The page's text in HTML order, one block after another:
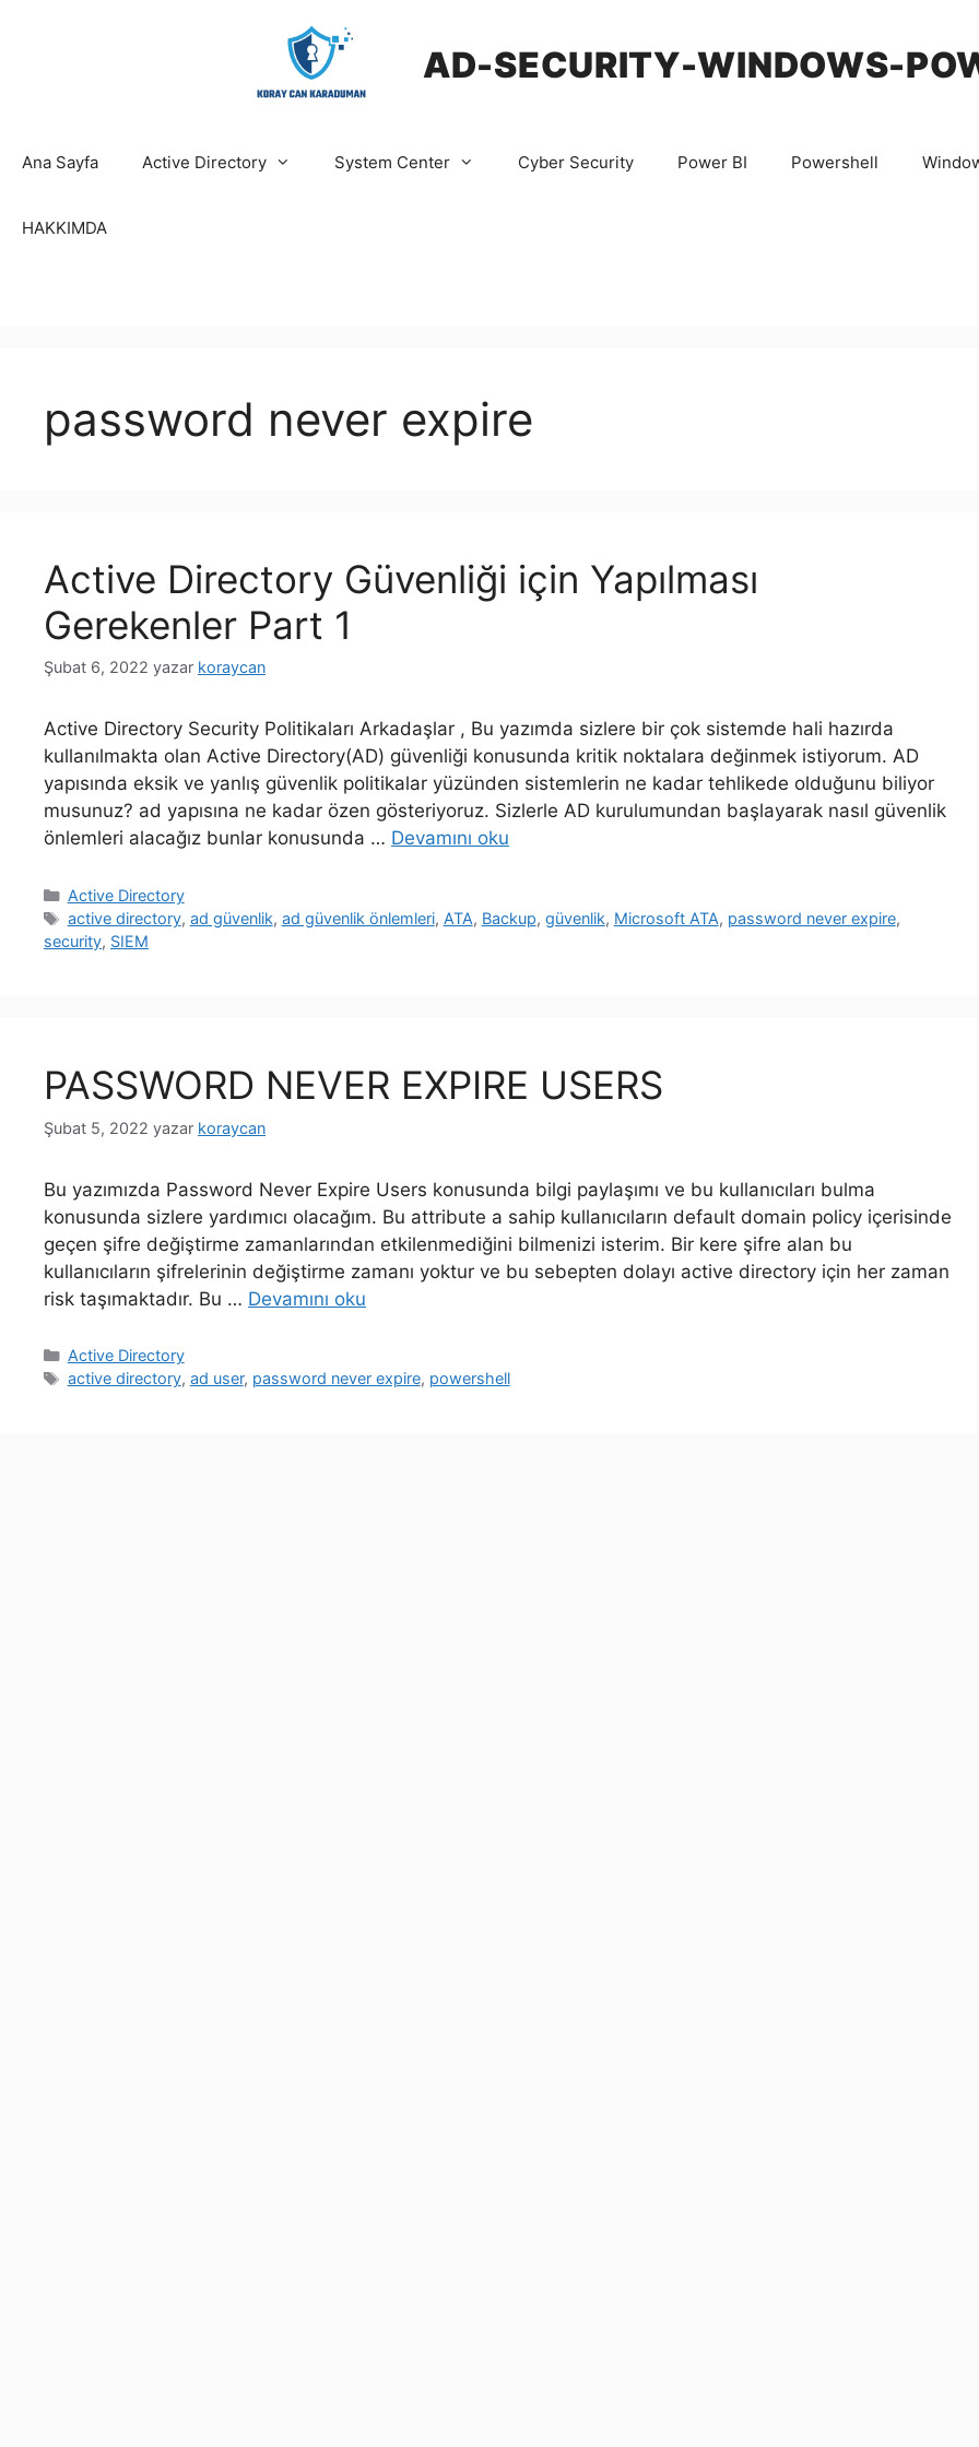
AD-SECURITY-WINDOWS-
Ana Sayfa Active Directory System Center Cyber Security Power BI Powershell
HAKKIMDA
password never expire
Active Directory Güvenliği için Yapılması
Gerekenler Part 1
Şubat 6, 2022 yazar koraycan
Active Directory Security Politikaları Arkadaşlar , Bu yazımda sizlere bir çok sistemde hali hazırda
kullanılmakta olan Active Directory(AD) güvenliği konusunda kritik noktalara değinmek istiyorum. AD
yapısında eksik ve yanlış güvenlik politikalar yüzünden sistemlerin ne kadar tehlikede olduğunu biliyor
musunuz? ad yapısına ne kadar özen gösteriyoruz. Sizlerle AD kurulumundan başlayarak nasıl güvenlik
önlemleri alacağız bunlar konusunda … Devamını oku
Kategoriler
Active Directory
Etiketler
active directory, ad güvenlik, ad güvenlik önlemleri, ATA, Backup, güvenlik, Microsoft ATA, password never expire,
security, SIEM
PASSWORD NEVER EXPIRE USERS
Şubat 5, 2022 yazar koraycan
Bu yazımızda Password Never Expire Users konusunda bilgi paylaşımı ve bu kullanıcıları bulma
konusunda sizlere yardımıcı olacağım. Bu attribute a sahip kullanıcıların default domain policy içerisinde
geçen şifre değiştirme zamanlarından etkilenmediğini bilmenizi isterim. Bir kere şifre alan bu
kullanıcıların şifrelerinin değiştirme zamanı yoktur ve bu sebepten dolayı active directory için her zaman
risk taşımaktadır. Bu … Devamını oku
Kategoriler
Active Directory
Etiketler
active directory, ad user, password never expire, powershell